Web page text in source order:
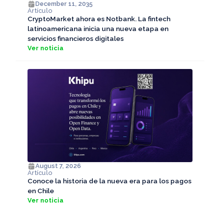
December 11, 2035
Artículo
CryptoMarket ahora es Notbank. La fintech
latinoamericana inicia una nueva etapa en
servicios financieros digitales
Ver noticia
August 7, 2026
Artículo
Conoce la historia de la nueva era para los pagos
en Chile
Ver noticia